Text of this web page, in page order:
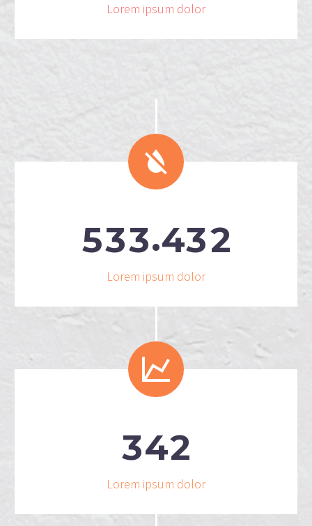
Lorem ipsum dolor


533.432
Lorem ipsum dolor


342
Lorem ipsum dolor